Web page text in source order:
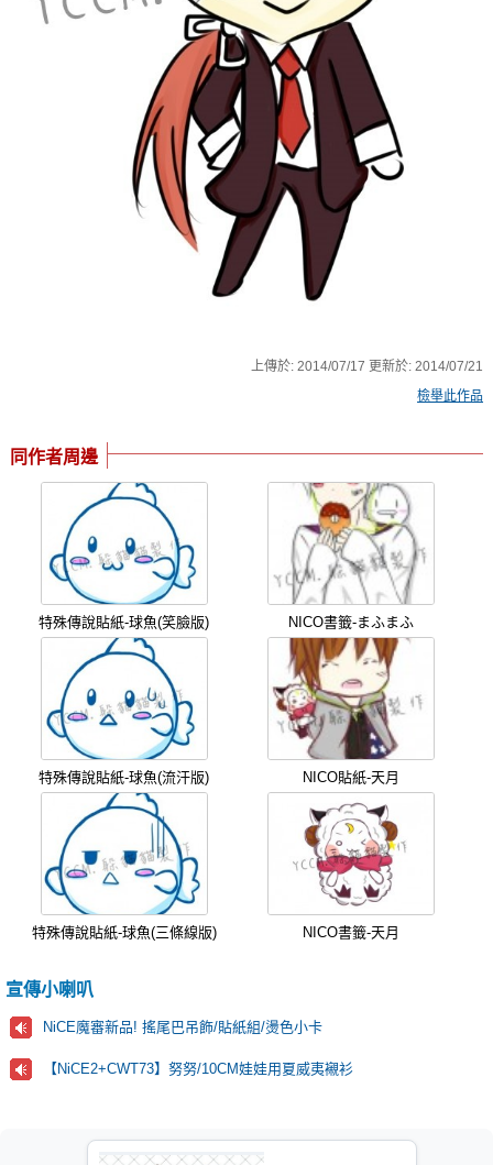
上傳於:2014/07/17 更新於:2014/07/21
檢舉此作品
同作者周邊
特殊傳說貼紙-球魚(笑臉版) NICO書籤-まふまふ
特殊傳說貼紙-球魚(流汗版) NICO貼紙-天月
特殊傳說貼紙-球魚(三條線版) NICO書籤-天月
宣傳小喇叭
NiCE魔審新品! 搖尾巴吊飾/貼紙組/燙色小卡
【NiCE2+CWT73】努努/10CM娃娃用夏威夷襯衫